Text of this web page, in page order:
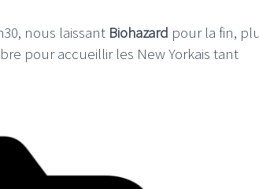
nous laissant Biohazard pour la fin,
pour accueillir les New Yorkais tant